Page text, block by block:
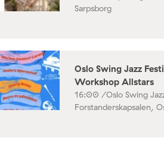
Sarpsborg
Oslo Swing Jazz
Workshop Allstars
16:00 /Oslo Swing
Forstanderskapsalen,